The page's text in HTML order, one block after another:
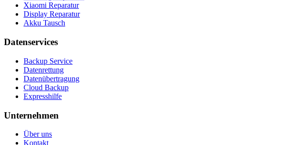
Xiaomi Reparatur
Display Reparatur
Akku Tausch
Datenservices
Backup Service
Datenrettung
Datenübertragung
Cloud Backup
Expresshilfe
Unternehmen
Über uns
Kontakt